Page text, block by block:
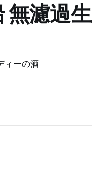
濾過
ィーの酒